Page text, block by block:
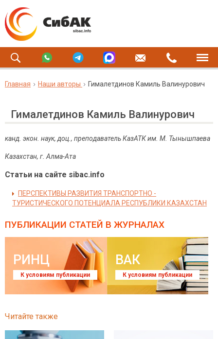
Главная Наши авторы Гималетдинов Камиль Валинурович
Гималетдинов Камиль Валинурович
канд. экон. наук, доц., преподаватель КазАТК им. М. Тынышпаева
Казахстан, г. Алма-Ата
Статьи на сайте sibac.info
ПЕРСПЕКТИВЫ РАЗВИТИЯ ТРАНСПОРТНО -
ТУРИСТИЧЕСКОГО ПОТЕНЦИАЛА РЕСПУБЛИКИ КАЗАХСТАН
ПУБЛИКАЦИИ СТАТЕЙ В ЖУРНАЛАХ
РИНЦ
К условиям публикации
ВАК
К условиям публикации
Читайте также